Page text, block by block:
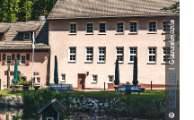
©
CC-BY-ND
| Glänzelmühle